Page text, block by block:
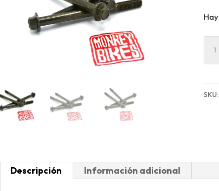
D
SKU:
Descripción Información adicional